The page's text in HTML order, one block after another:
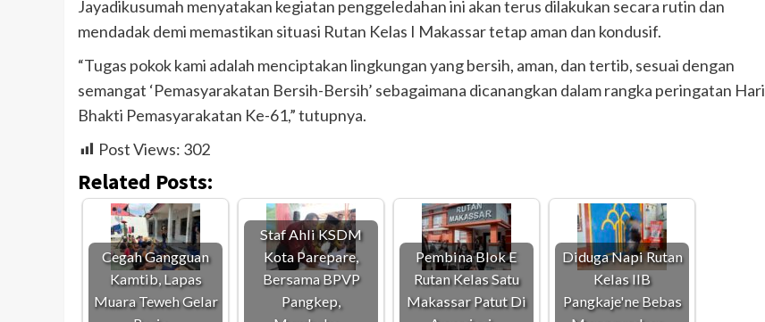
Jayadikusumah menyatakan kegiatan penggeledahan ini akan terus dilakukan secara rutin dan
mendadak demi memastikan situasi Rutan Kelas I Makassar tetap aman dan kondusif.
“Tugas pokok kami adalah menciptakan lingkungan yang bersih, aman, dan tertib, sesuai dengan
semangat ‘Pemasyarakatan Bersih-Bersih’ sebagaimana dicanangkan dalam rangka peringatan Hari
Bhakti Pemasyarakatan Ke-61,” tutupnya.
Post Views: 302
Related Posts:
Cegah Gangguan
Kamtib, Lapas
Muara Teweh Gelar
Staf Ahli KSDM
Kota Parepare,
Bersama BPVP
Pangkep,
Pembina Blok E
Rutan Kelas Satu
Makassar Patut Di
Diduga Napi Rutan
Kelas IIB
Pangkaje'ne Bebas